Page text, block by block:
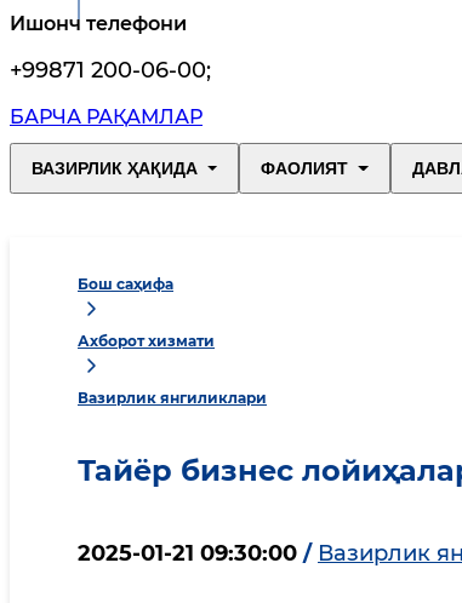
Ишонч телефони
+99871 200-06-00;
БАРЧА РАҚАМЛАР
ВАЗИРЛИК ҲАҚИДА ФАОЛИЯТ
Бош саҳифа
Ахборот хизмати
Вазирлик янгиликлари
Тайёр бизнес
2025-01-21 09:30:00 / Вазирлик